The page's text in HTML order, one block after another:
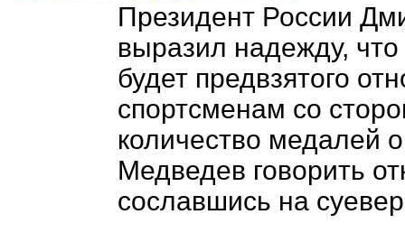
Президент России
выразил надежду,
будет предвзятого
спортсменам со
количество медалей
Медведев говорить
сославшись на